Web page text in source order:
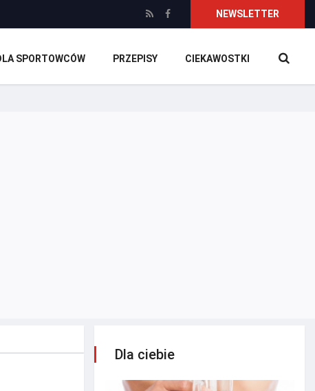
NEWSLETTER
SPORTOWCÓW PRZEPISY CIEKAWOSTKI
Dla ciebie